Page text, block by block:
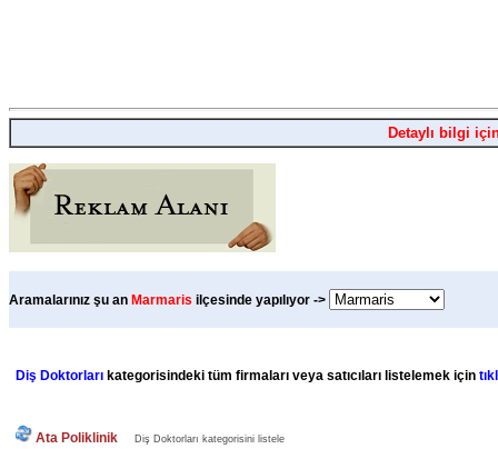
Detaylı bilgi
Aramalarınız şu an Marmaris ilçesinde yapılıyor ->
Diş Doktorları kategorisindeki tüm firmaları veya satıcıları listelemek için
Ata Poliklinik Diş Doktorları kategorisini listele